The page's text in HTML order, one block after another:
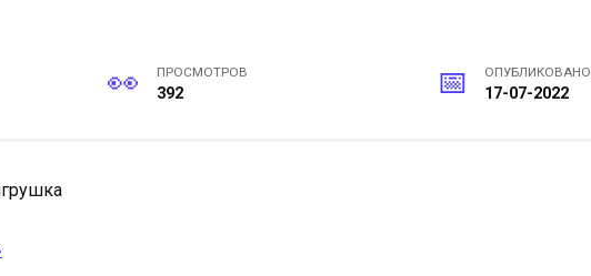
ПРОСМОТРОВ
392
ОПУБЛИКОВАНО
17-07-2022